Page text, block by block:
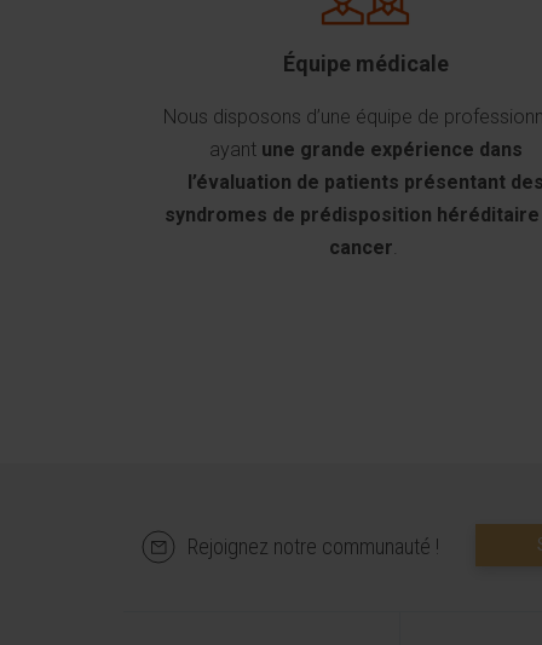
Équipe médicale
Nous disposons d’une équipe de
ayant une grande expérience dans
l’évaluation de patients présentant des
syndromes de prédisposition héréditaire
cancer.
Rejoignez notre communauté !